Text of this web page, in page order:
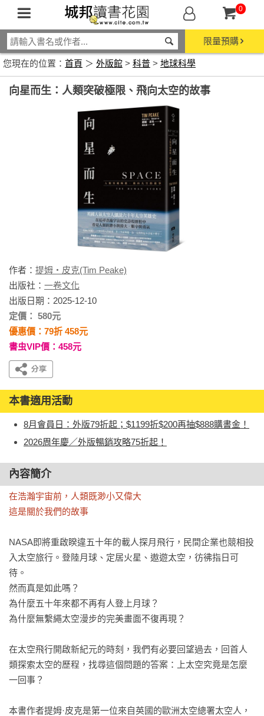
0
限量預購
您現在的位置： 首頁 ＞ 外版館 > 科普 > 地球科學
向星而生：人類突破極限、飛向太空的故事
作者： 提姆・皮克(Tim Peake)
出版社： 一卷文化
出版日期：2025-12-10
定價： 580元
優惠價：79折 458元
書虫VIP價：458元
本書適用活動
8月會員日：外版79折起；$1199折$200再抽$888購書金！
2026周年慶／外版暢銷攻略75折起！
內容簡介
在浩瀚宇宙前，人類既渺小又偉大
這是關於我們的故事
NASA即將重啟睽違五十年的載人探月飛行，民間企業也競相投
入太空旅行。登陸月球、定居火星、遨遊太空，彷彿指日可
待。
然而真是如此嗎？
為什麼五十年來都不再有人登上月球？
為什麼無繫繩太空漫步的完美畫面不復再現？
在太空飛行開啟新紀元的時刻，我們有必要回望過去，回首人
類探索太空的歷程，找尋這個問題的答案：上太空究竟是怎麼
一回事？
本書作者提姆·皮克是第一位來自英國的歐洲太空總署太空人，